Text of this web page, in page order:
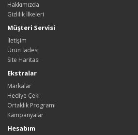
Hakkımızda
Gizlilik İlkeleri
Müşteri Servisi
İletişim
Ürün İadesi
Site Haritası
Ekstralar
Markalar
Hediye Çeki
Ortaklık Programı
Kampanyalar
Hesabım